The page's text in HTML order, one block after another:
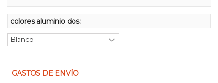
colores aluminio dos:
GASTOS DE ENVÍO